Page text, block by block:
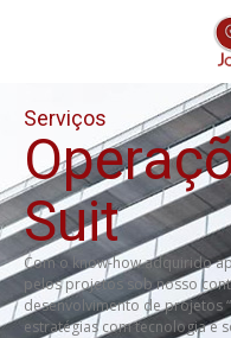
Serviços
Suit
Com o know-how adquirido
pelos projetos sob nosso
desenvolvimento de projetos
estratégias com tecnologia e